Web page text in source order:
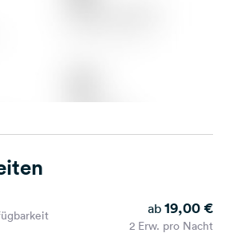
ab 19,00 €
2 Erw. pro Nacht